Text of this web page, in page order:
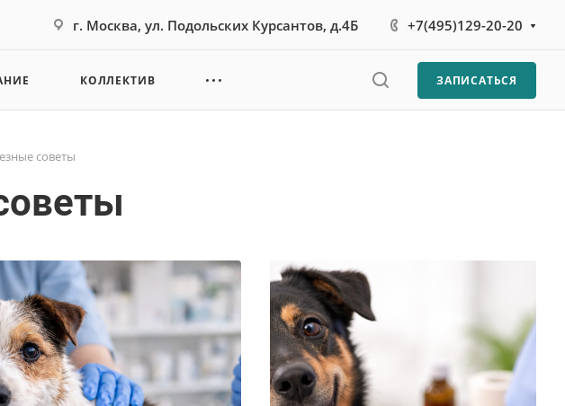
г. Москва, ул. Подольских Курсантов, д.4Б +7(495)129-20-20
КОЛЛЕКТИВ ЗАПИСАТЬСЯ
советы